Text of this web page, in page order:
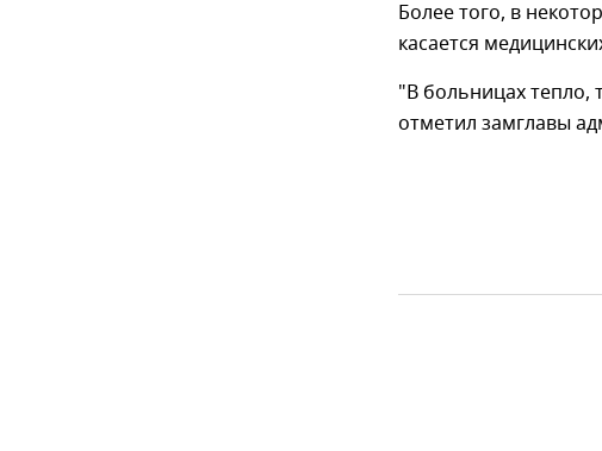
Более того, в
касается
"В больницах тепло,
отметил замглавы